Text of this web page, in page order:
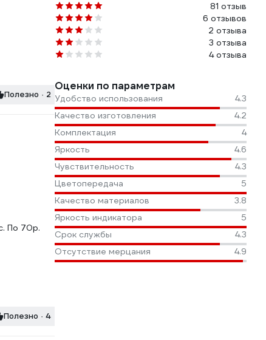
81 отзыв
6 отзывов
2 отзыва
3 отзыва
4 отзыва
Оценки по параметрам
Удобство использования
4.3
Качество изготовления
4.2
Комплектация
4
Яркость
4.6
Чувствительность
4.3
Цветопередача
5
Качество материалов
3.8
Яркость индикатора
5
Срок службы
4.3
Отсутствие мерцания
4.9
Полезно · 2
По 70р.
Полезно · 4